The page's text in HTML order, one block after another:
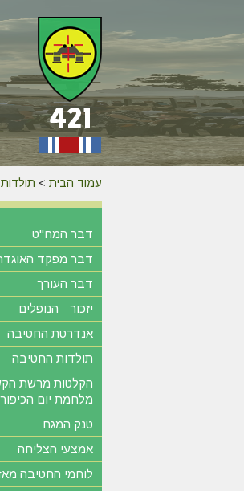
עמוד הבית >
דבר המח"ט
דבר מפקד
דבר העורך
יזכור - הנופלים
אנדרטת החטיבה
תולדות החטיבה
הקלטות מרשת
מלחמת יום
טנק המגח
אמצעי הצליחה
לוחמי החטיבה